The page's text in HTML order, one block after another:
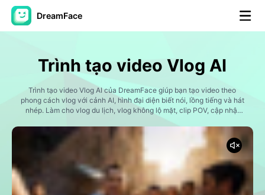
DreamFace
Công cụ trí tuệ nhân tạo
Video hình đại diện
AI Video
Hình ảnh AI ▼
Các công cụ khác
Trình tạo video Vlog AI
Trình tạo video Vlog AI của DreamFace giúp bạn tạo video theo
phong cách vlog với cảnh AI, hình đại diện biết nói, lồng tiếng và hát
nhép. Làm cho vlog du lịch, vlog không lộ mặt, clip POV, cập nhật